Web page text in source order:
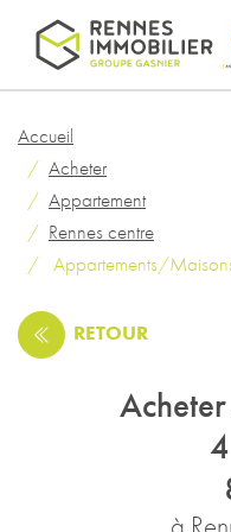
Accueil
Acheter
Appartement
Rennes centre
Appartements/
RETOUR